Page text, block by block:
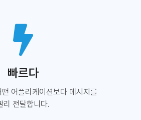
빠르다
어플리케이션보다 메시지를
리 전달합니다.